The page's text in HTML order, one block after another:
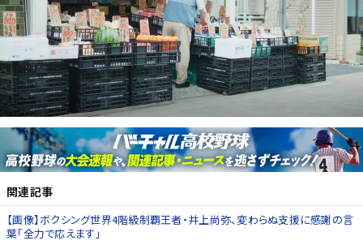
関連記事
【画像】ボクシング世界4階級制覇王者・井上尚弥、変わらぬ支援に感謝の言
葉「全力で応えます」